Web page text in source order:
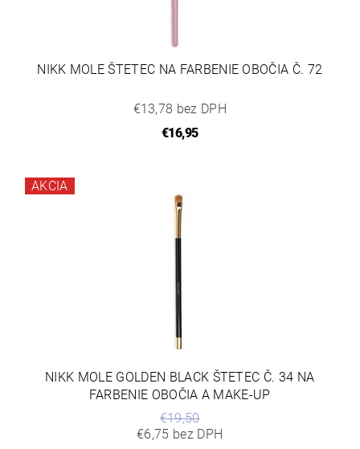
NIKK MOLE ŠTETEC NA FARBENIE OBOČIA Č. 72
€13,78 bez DPH
€16,95
AKCIA
NIKK MOLE GOLDEN BLACK ŠTETEC Č. 34 NA
FARBENIE OBOČIA A MAKE-UP
€19,50
€6,75 bez DPH